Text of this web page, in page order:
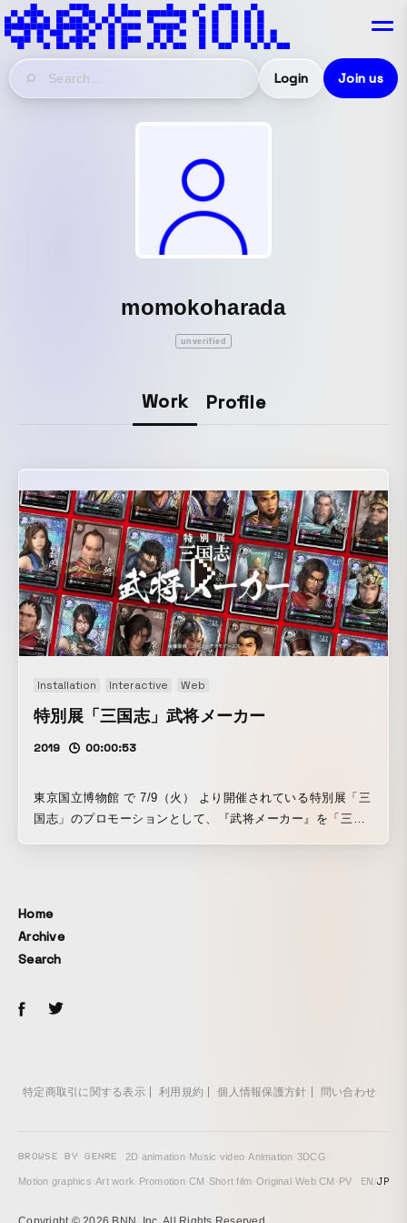
Login Join us
momokoharada
unverified
Work Profile
Installation Interactive Web
特別展「三国志」武将メーカー
2019 00:00:53
東京国立博物館 で 7/9（火） より開催されている特別展「三
国志」のプロモーションとして、『武将メーカー』を「三国
念 特別展「三国志」 東京国立博物館：2019年7月9日(火)~9
月16日(月・祝) 九州国立博物館：2019年10月1日(火)~2020年
Home
Archive
Search
特定商取引に関する表示 利用規約 個人情報保護方針 問い合わせ
BROWSE BY GENRE 2D animation· Music video·Animation·3DCG·
Motion graphics·Art work· Promotion·CM · Short film·Original ·Web CM · PV EN/JP